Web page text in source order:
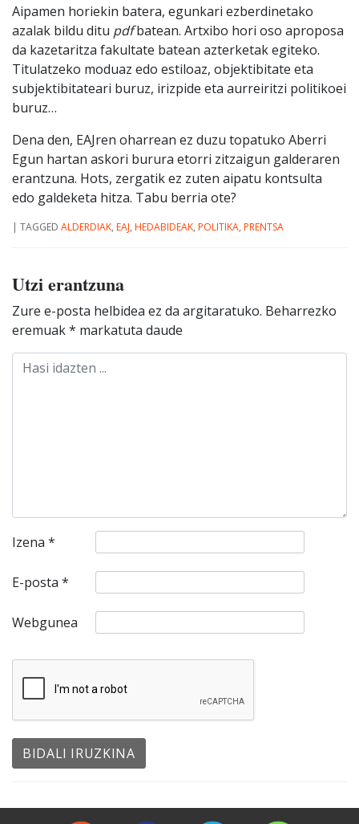
Aipamen horiekin batera, egunkari ezberdinetako
azalak bildu ditu pdfbatean. Artxibo hori oso aproposa
da kazetaritza fakultate batean azterketak egiteko.
Titulatzeko moduaz edo estiloaz, objektibitate eta
subjektibitateari buruz, irizpide eta aurreiritzi politikoei
buruz…
Dena den, EAJren oharrean ez duzu topatuko Aberri
Egun hartan askori burura etorri zitzaigun galderaren
erantzuna. Hots, zergatik ez zuten aipatu kontsulta
edo galdeketa hitza. Tabu berria ote?
| TAGGED ALDERDIAK, EAJ, HEDABIDEAK, POLITIKA, PRENTSA
Utzi erantzuna
Zure e-posta helbidea ez da argitaratuko. Beharrezko
eremuak* markatuta daude
Izena *
E-posta *
Webgunea